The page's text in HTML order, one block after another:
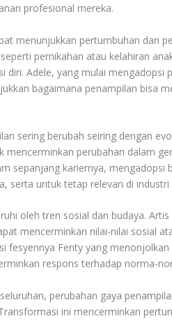
profesional mereka.
menunjukkan pertumbuhan dan
pernikahan atau kelahiran
diri. Adele, yang mulai mengadopsi
bagaimana penampilan bisa
sering berubah seiring dengan
mencerminkan perubahan dalam
sepanjang kariernya, mengadopsi
serta untuk tetap relevan di
oleh tren sosial dan budaya.
mencerminkan nilai-nilai sosial
fesyennya Fenty yang
respons terhadap norma-
perubahan gaya
ini mencerminkan